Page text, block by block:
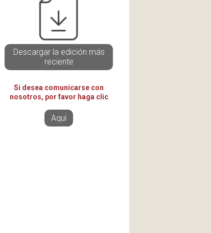
Descargar la edición más
reciente
Si desea comunicarse con
nosotros, por favor haga clic
Aquí